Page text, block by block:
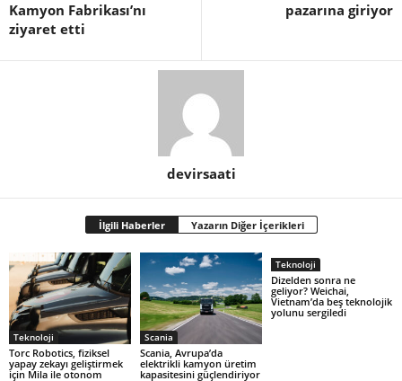
Kamyon Fabrikası’nı
ziyaret etti
pazarına giriyor
devirsaati
İlgili Haberler Yazarın Diğer İçerikleri
Teknoloji
Torc Robotics, fiziksel
yapay zekayı geliştirmek
için Mila ile otonom
Scania
Scania, Avrupa’da
elektrikli kamyon üretim
kapasitesini güçlendiriyor
Teknoloji
Dizelden sonra ne
geliyor? Weichai,
Vietnam’da beş teknolojik
yolunu sergiledi